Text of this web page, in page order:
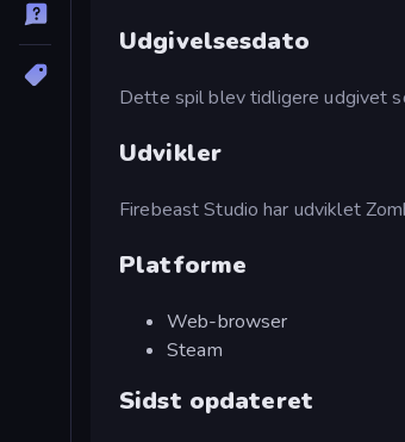
Udgivelsesdato
Dette spil blev tidligere udgivet
Udvikler
Firebeast Studio har udviklet
Platforme
Web-browser
Steam
Sidst opdateret